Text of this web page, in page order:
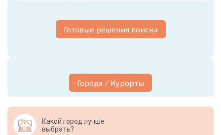
Готовые решения поиска
Города / Курорты
Какой город лучше
выбрать?